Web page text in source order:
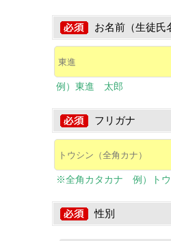
お名前（生徒氏
例）東進 太郎
フリガナ
※全角カタカナ 例）ト
性別